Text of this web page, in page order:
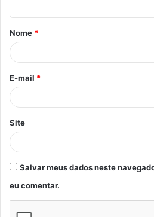
á
r
*
Nome *
E-mail *
Site
Salvar meus dados neste
eu comentar.